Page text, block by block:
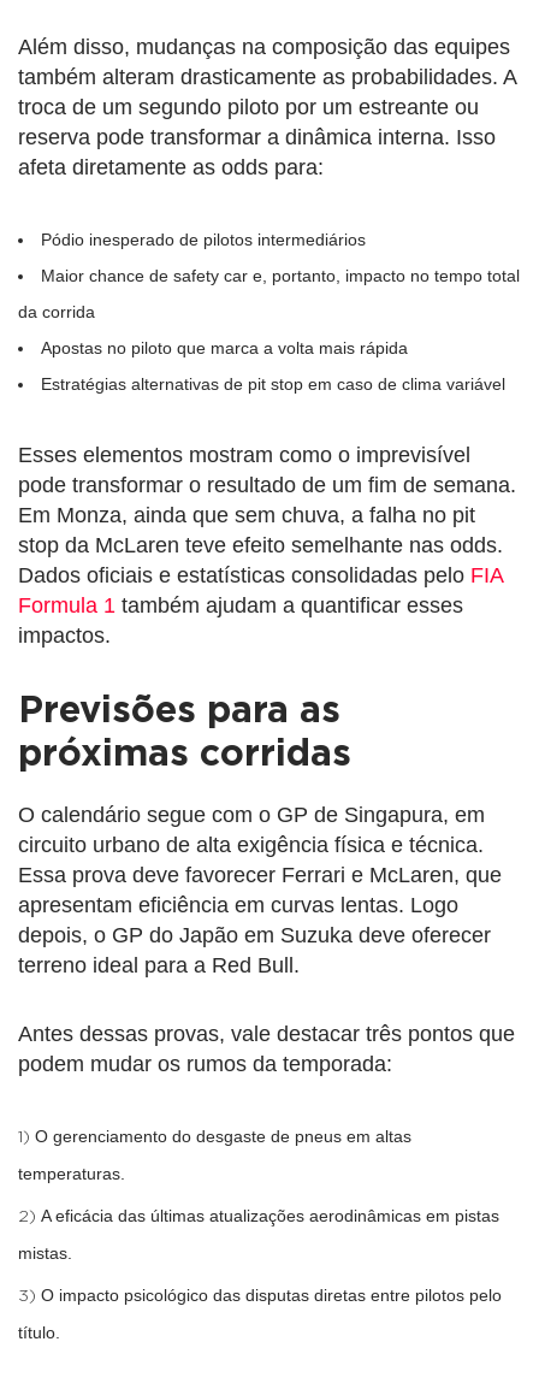
Além disso, mudanças na composição das equipes
também alteram drasticamente as probabilidades. A
troca de um segundo piloto por um estreante ou
reserva pode transformar a dinâmica interna. Isso
afeta diretamente as odds para:
Pódio inesperado de pilotos intermediários
Maior chance de safety car e, portanto, impacto no tempo total
da corrida
Apostas no piloto que marca a volta mais rápida
Estratégias alternativas de pit stop em caso de clima variável
Esses elementos mostram como o imprevisível
pode transformar o resultado de um fim de semana.
Em Monza, ainda que sem chuva, a falha no pit
stop da McLaren teve efeito semelhante nas odds.
Dados oficiais e estatísticas consolidadas pelo FIA
Formula 1 também ajudam a quantificar esses
impactos.
Previsões para as
próximas corridas
O calendário segue com o GP de Singapura, em
circuito urbano de alta exigência física e técnica.
Essa prova deve favorecer Ferrari e McLaren, que
apresentam eficiência em curvas lentas. Logo
depois, o GP do Japão em Suzuka deve oferecer
terreno ideal para a Red Bull.
Antes dessas provas, vale destacar três pontos que
podem mudar os rumos da temporada:
O gerenciamento do desgaste de pneus em altas
temperaturas.
A eficácia das últimas atualizações aerodinâmicas em pistas
mistas.
O impacto psicológico das disputas diretas entre pilotos pelo
título.